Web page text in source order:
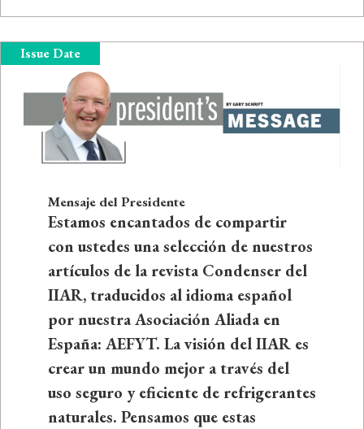
Issue Date
Mensaje del Presidente
Estamos encantados de compartir
con ustedes una selección de nuestros
artículos de la revista Condenser del
IIAR, traducidos al idioma español
por nuestra Asociación Aliada en
España: AEFYT. La visión del IIAR es
crear un mundo mejor a través del
uso seguro y eficiente de refrigerantes
naturales. Pensamos que estas